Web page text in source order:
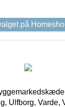
på
Ulfborg, Varde,